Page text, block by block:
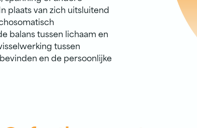
plaats van zich uitsluitend
balans tussen lichaam en
tussen
en de persoonlijke